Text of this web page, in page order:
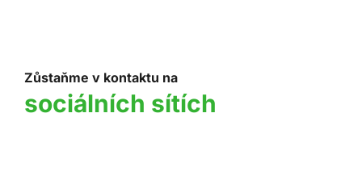
Zůstaňme v kontaktu na
sociálních sítích